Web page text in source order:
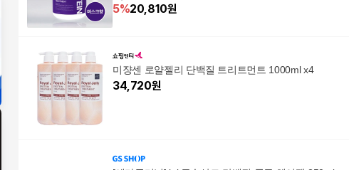
5%20,810원
미쟝센 로얄젤리 단백질 트리트먼트 1000ml x4
34,720원